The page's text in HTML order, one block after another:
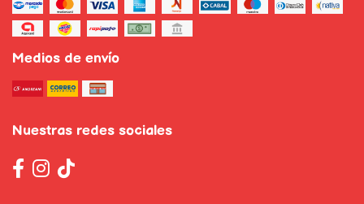
Medios de envío
Nuestras redes sociales